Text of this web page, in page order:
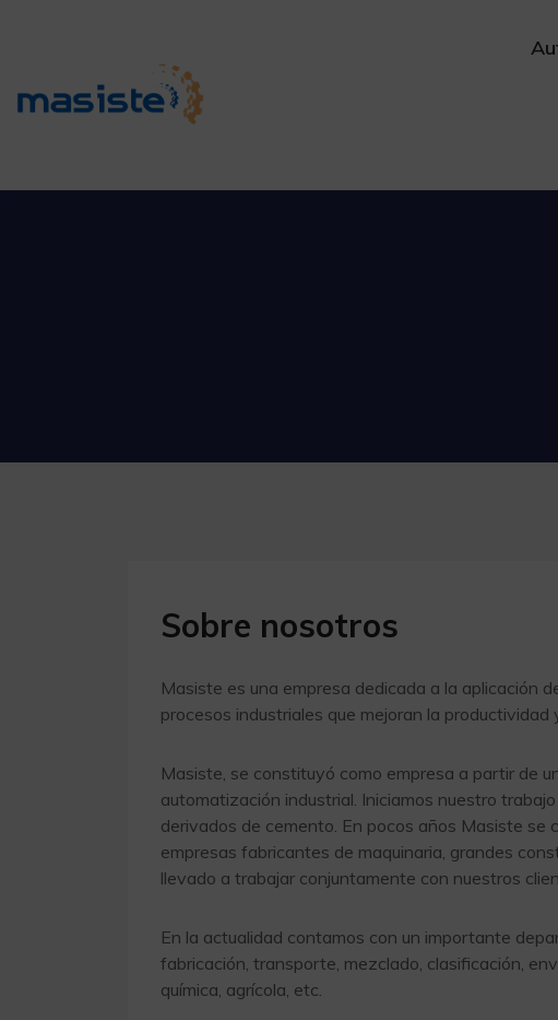
Sobre nosotros
Masiste es una empresa dedicada a la aplicación
procesos industriales que mejoran la
Masiste, se constituyó como empresa a partir de
automatización industrial. Iniciamos nuestro
derivados de cemento. En pocos años Masiste
empresas fabricantes de maquinaria, grandes
llevado a trabajar conjuntamente con nuestros
En la actualidad contamos con un importante
fabricación, transporte, mezclado, clasificación,
química, agrícola, etc.